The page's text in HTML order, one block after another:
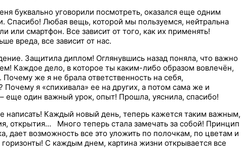
буквально уговорили посмотреть, оказался еще одним
Спасибо! Любая вещь, которой мы пользуемся, нейтральна
или смартфон. Все зависит от того, как их применять!
вреда, все зависит от нас.
Защитила диплом! Оглянувшись назад поняла, что важно
Каждое дело, в которое ты каким-либо образом вовлечён,
же я не брала ответственность на себя,
Почему я «спихивала» ее на других, а потом сама же и
еще один важный урок, опыт! Прошла, уяснила, спасибо!
написать! Каждый новый день, теперь кажется таким важным,
открытия… Много теперь стала замечать за собой! Принцип
дает возможность все это уложить по полочкам, по цветам и
С каждым днем, картина жизни открывается все